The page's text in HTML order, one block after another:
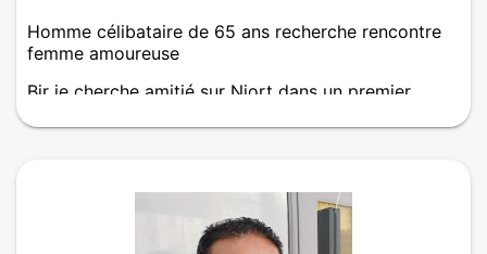
Homme célibataire de 65 ans recherche rencontre
femme amoureuse
Bjr je cherche amitié sur Niort dans un premier